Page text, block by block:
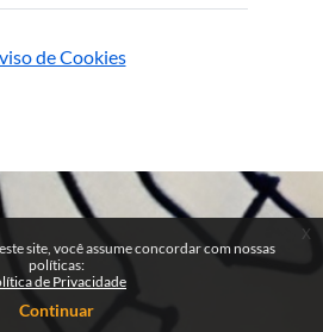
de Cookies
site, você assume concordar com nossas
políticas:
de Privacidade
Continuar
x